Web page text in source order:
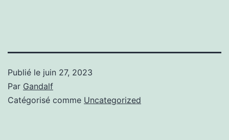
Publié le juin 27, 2023
Par Gandalf
Catégorisé comme Uncategorized